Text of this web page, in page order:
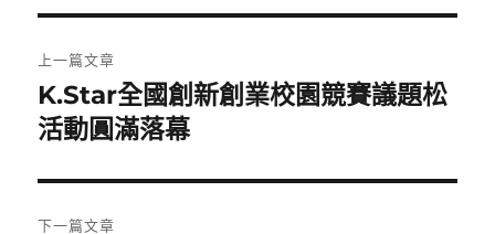
章
導
覽
上一篇文章
上
一
文
章:
K.Star全國創新創業校園競賽議題松
活動圓滿落幕
下一篇文章